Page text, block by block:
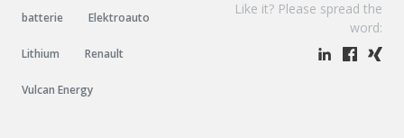
batterie Elektroauto
Lithium Renault
Vulcan Energy
Like it? Please spread the
word: